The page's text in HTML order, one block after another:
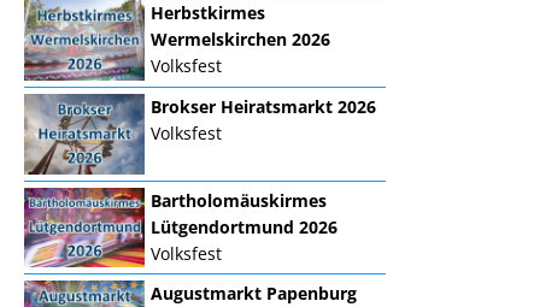
Herbstkirmes
Wermelskirchen 2026
Volksfest
Brokser Heiratsmarkt 2026
Volksfest
Bartholomäuskirmes
Lütgendortmund 2026
Volksfest
Augustmarkt Papenburg